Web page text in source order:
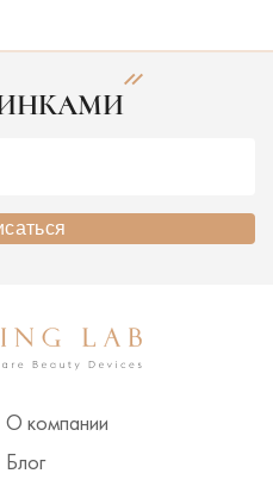
О компании
Блог